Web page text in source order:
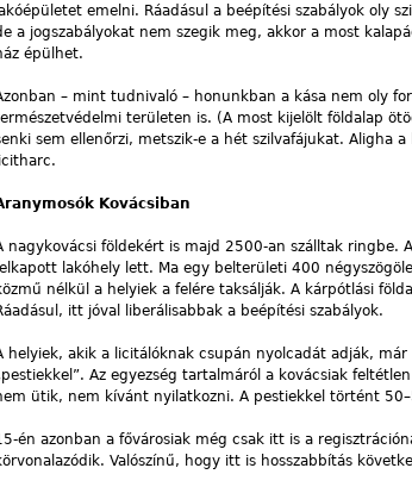
emelni. Ráadásul a beépítési szabályok oly
a jogszabályokat nem szegik meg, akkor a most
épülhet.
– mint tudnivaló – honunkban a kása nem oly
területen is. (A most kijelölt földalap
sem ellenőrzi, metszik-e a hét szilvafájukat. Aligha
licitharc.
Kovácsiban
nagykovácsi földekért is majd 2500-an szálltak ringbe.
lakóhely lett. Ma egy belterületi 400
nélkül a helyiek a felére taksálják. A kárpótlási
itt jóval liberálisabbak a beépítési szabályok.
helyiek, akik a licitálóknak csupán nyolcadát adják,
Az egyezség tartalmáról a kovácsiak
ütik, nem kívánt nyilatkozni. A pestiekkel történt
én azonban a fővárosiak még csak itt is a
Valószínű, hogy itt is hosszabbítás